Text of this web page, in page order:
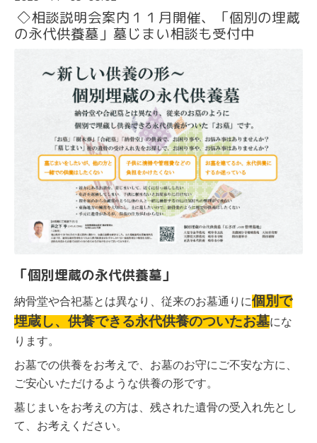
◇相談説明会案内１１月開催、「個別の埋蔵
の永代供養墓」墓じまい相談も受付中
「個別埋蔵の永代供養墓」
納骨堂や合祀墓とは異なり、従来のお墓通りに個別で
埋蔵し、供養できる永代供養のついたお墓にな
ります。
お墓での供養をお考えで、お墓のお守にご不安な方に、
ご安心いただけるような供養の形です。
墓じまいをお考えの方は、残された遺骨の受入れ先とし
て、お考えください。